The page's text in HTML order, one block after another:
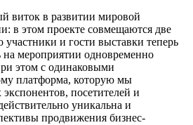
виток в развитии мировой
в этом проекте совмещаются две
участники и гости выставки теперь
на мероприятии одновременно
этом с одинаковыми
платформа, которую мы
посетителей и
уникальна и
продвижения бизнес-